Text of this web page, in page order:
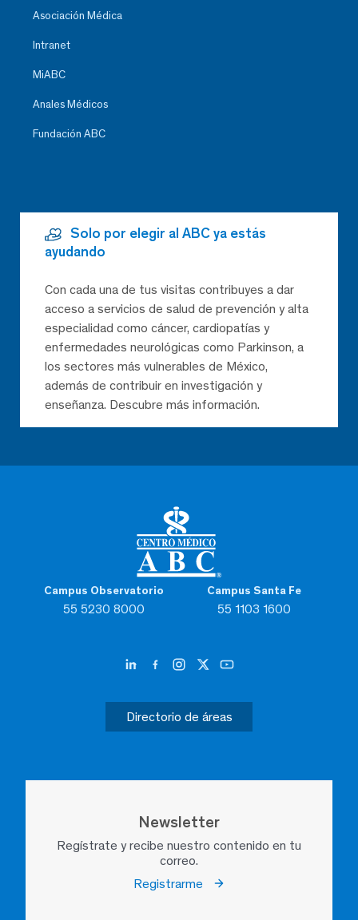
Campus Observatorio
55 5230 8000
Campus Santa Fe
55 1103 1600
Directorio de áreas
Newsletter
Regístrate y recibe nuestro contenido en tu
correo.
Registrarme
Asociación Médica
Intranet
MiABC
Anales Médicos
Fundación ABC
Solo por elegir al ABC ya estás
ayudando
Con cada una de tus visitas contribuyes a dar
acceso a servicios de salud de prevención y alta
especialidad como cáncer, cardiopatías y
enfermedades neurológicas como Parkinson, a
los sectores más vulnerables de México,
además de contribuir en investigación y
enseñanza. Descubre más información.